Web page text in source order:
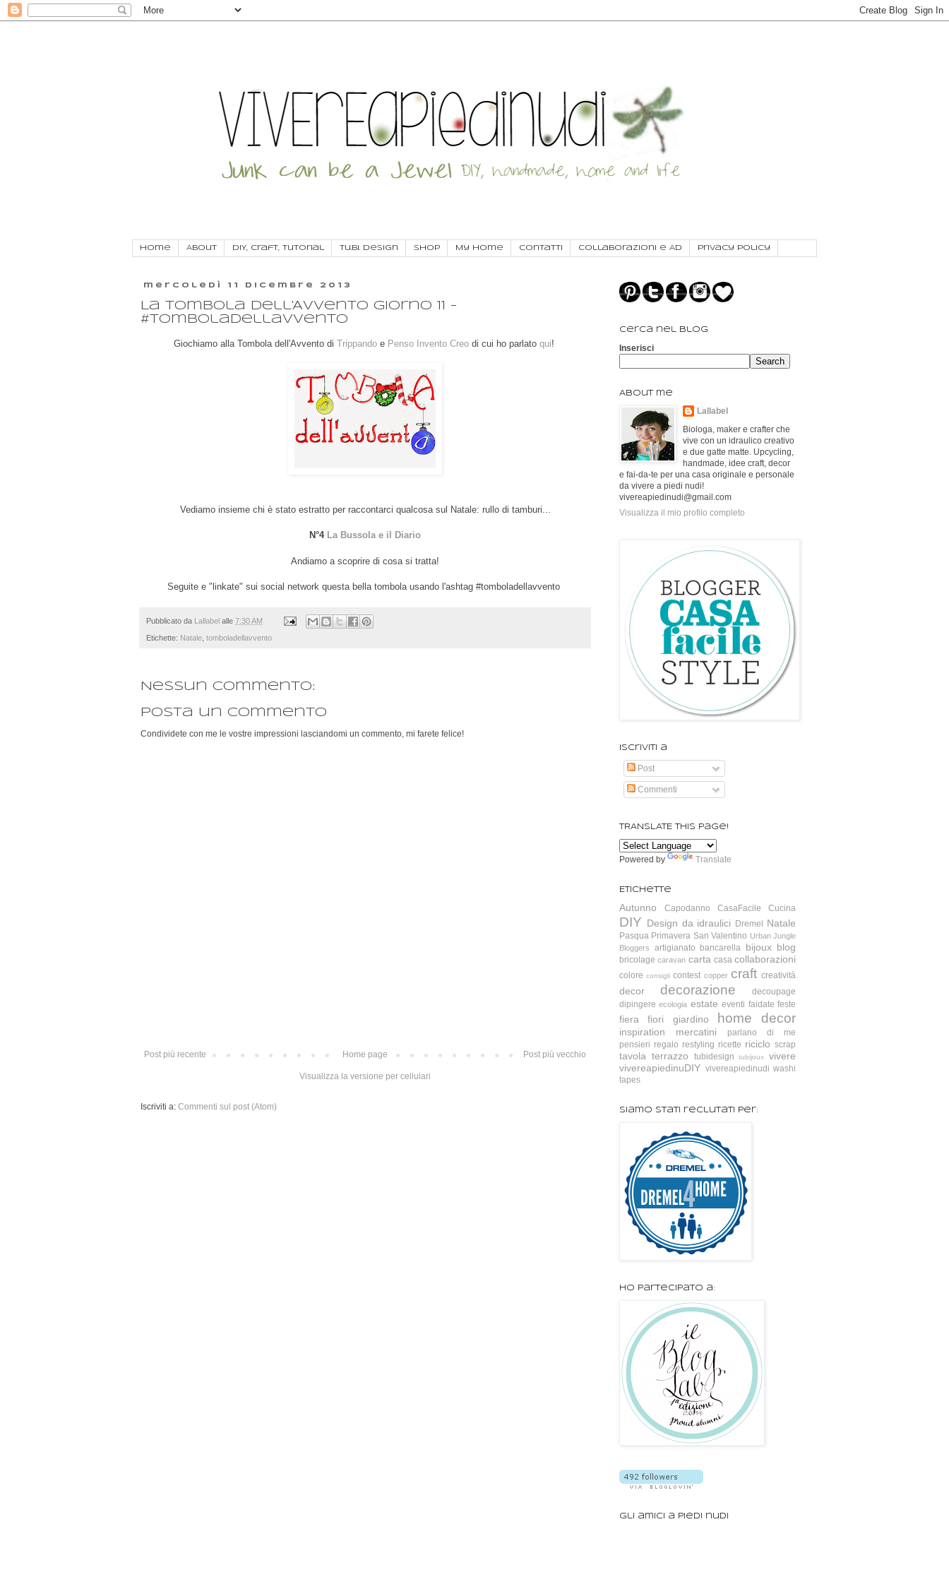
Home About DIY, craft, tutorial Tu.Bi. Design SHOP My Home Contatti Collaborazioni e AD Privacy Policy
mercoledì 11 dicembre 2013
La Tombola dell'Avvento giorno 11 -
#tomboladellavvento
Giochiamo alla Tombola dell'Avvento di Trippando e Penso Invento Creodi cui ho parlato qui!
Vediamo insieme chi è stato estratto per raccontarci qualcosa sul Natale: rullo di tamburi...
N°4 La Bussola e il Diario
Andiamo a scoprire di cosa si tratta!
Seguite e "linkate" sui social network questa bella tombola usando l'ashtag #tomboladellavvento
Pubblicato da Lallabel alle 7:30 AM
Etichette: Natale tomboladellavvento
Nessun commento:
Posta un commento
Condividete con me le vostre impressioni lasciandomi un commento, mi farete felice!
Post più recente Post più vecchio
Home page
Visualizza la versione per cellulari
Iscriviti a: Commenti sul post (Atom)
Cerca nel blog
Inserisci
About me
Lallabel
Biologa, maker e crafter che
vive con un idraulico creativo
e due gatte matte. Upcycling,
handmade, idee craft, decor
e fai-da-te per una casa originale e personale
da vivere a piedi nudi!
vivereapiedinudi@gmail.com
Visualizza il mio profilo completo
Iscriviti a
Post
Commenti
TRANSLATE this page!
Powered by Translate
Etichette
Autunno Capodanno CasaFacile Cucina
DIY Design da idraulici Dremel Natale
Pasqua Primavera San Valentino Urban Jungle
Bloggers
artigianato bancarella bijoux blog
bricolage caravan carta casa collaborazioni
colore consigli contest copper craft creatività
decor decorazione
decoupage
dipingere ecologia estate eventi faidate feste
fiera fiori giardino home decor
inspiration mercatini
parlano di me
pensieri regalo restyling ricette riciclo scrap
tavola terrazzo tubidesign tubijoux
vivere
vivereapiedinuDIY vivereapiedinudi washi
tapes
Siamo stati reclutati per:
Ho partecipato a:
Gli amici a piedi nudi